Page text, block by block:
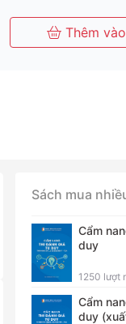
Thêm
Sách mua
Cẩm
duy
1250 lượt
Cẩm
duy